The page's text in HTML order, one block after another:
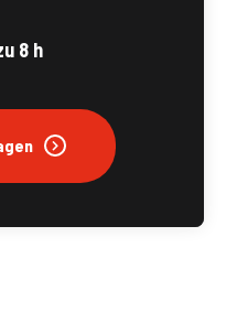
8 h